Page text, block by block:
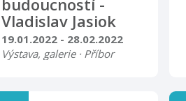
budoucností -
Vladislav Jasiok
19.01.2022 - 28.02.2022
Výstava, galerie · Příbor